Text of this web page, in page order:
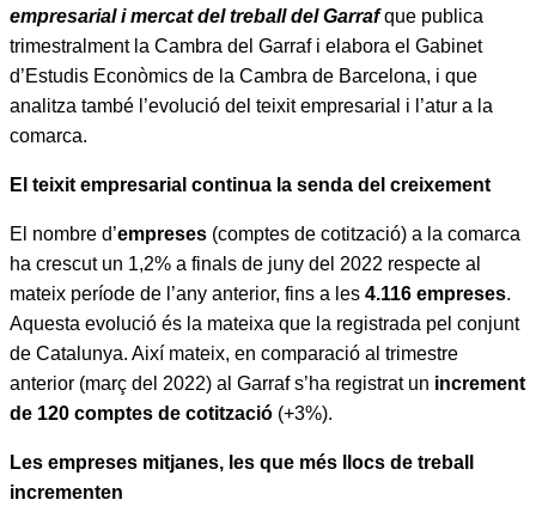
empresarial i mercat del treball del Garrafque publica
trimestralment la Cambra del Garraf i elabora el Gabinet
d’Estudis Econòmics de la Cambra de Barcelona, i que
analitza també l’evolució del teixit empresarial i l’atur a la
comarca.
El teixit empresarial continua la senda del creixement
El nombre d’empreses (comptes de cotització) a la comarca
ha crescut un 1,2% a finals de juny del 2022 respecte al
mateix període de l’any anterior, fins a les 4.116 empreses.
Aquesta evolució és la mateixa que la registrada pel conjunt
de Catalunya. Així mateix, en comparació al trimestre
anterior (març del 2022) al Garraf s’ha registrat un increment
de 120 comptes de cotització (+3%).
Les empreses mitjanes, les que més llocs de treball
incrementen